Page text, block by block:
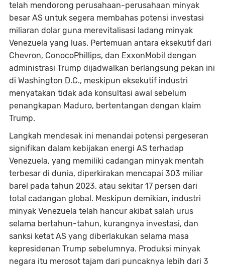
telah mendorong perusahaan-perusahaan minyak
besar AS untuk segera membahas potensi investasi
miliaran dolar guna merevitalisasi ladang minyak
Venezuela yang luas. Pertemuan antara eksekutif dari
Chevron, ConocoPhillips, dan ExxonMobil dengan
administrasi Trump dijadwalkan berlangsung pekan ini
di Washington D.C., meskipun eksekutif industri
menyatakan tidak ada konsultasi awal sebelum
penangkapan Maduro, bertentangan dengan klaim
Trump.
Langkah mendesak ini menandai potensi pergeseran
signifikan dalam kebijakan energi AS terhadap
Venezuela, yang memiliki cadangan minyak mentah
terbesar di dunia, diperkirakan mencapai 303 miliar
barel pada tahun 2023, atau sekitar 17 persen dari
total cadangan global. Meskipun demikian, industri
minyak Venezuela telah hancur akibat salah urus
selama bertahun-tahun, kurangnya investasi, dan
sanksi ketat AS yang diberlakukan selama masa
kepresidenan Trump sebelumnya. Produksi minyak
negara itu merosot tajam dari puncaknya lebih dari 3